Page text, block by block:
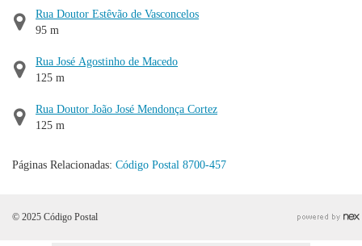
Rua Doutor Estêvão de Vasconcelos
95 m
Rua José Agostinho de Macedo
125 m
Rua Doutor João José Mendonça Cortez
125 m
Páginas Relacionadas: Código Postal 8700-457
© 2025 Código Postal